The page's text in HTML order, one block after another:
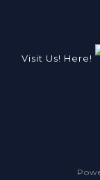
Visit Us! Here!